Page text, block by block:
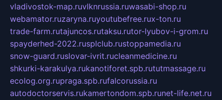
vladivostok-map.ruvlknrussia.ruwasabi-shop.ru
webamator.ruzaryna.ruyoutubefree.rux-ton.ru
trade-farm.rutajuncos.rutaksu.rutor-lyubov-i-grom.ru
spayderhed-2022.rusplclub.rustoppamedia.ru
snow-guard.ruslovar-ivrit.rucleanmedicine.ru
shkurki-karakulya.rukanotiforet.spb.rututmassage.ru
ecolog.org.rupraga.spb.rufalcorussia.ru
autodoctorservis.rukamertondom.spb.runet-life.net.ru